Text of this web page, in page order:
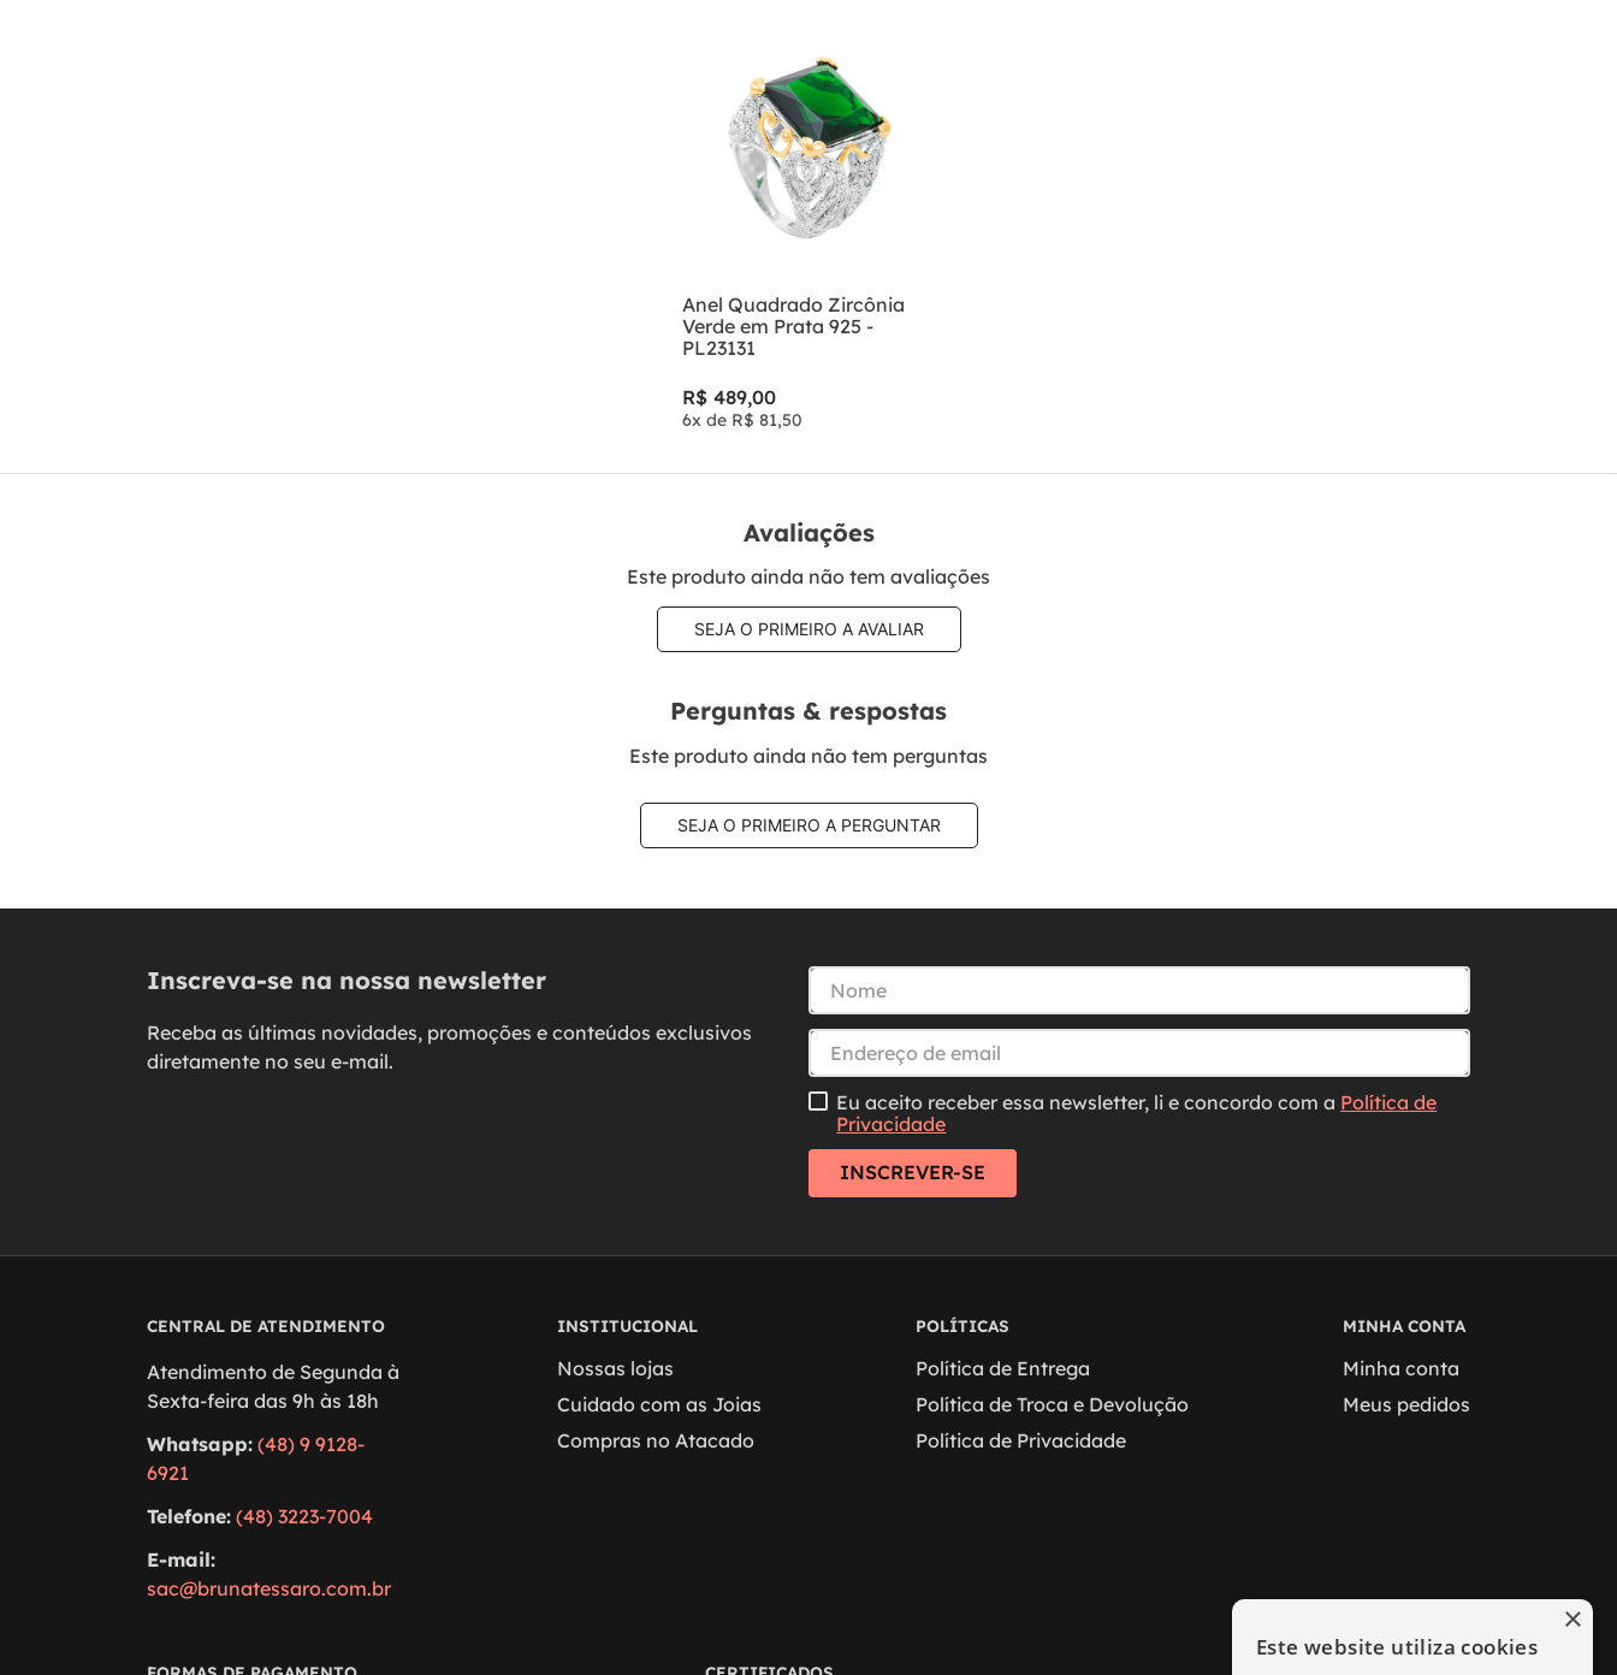
Anel Quadrado Zircônia
Verde em Prata 925 -
PL23131
R$ 489,00
6x de R$ 81,50
Avaliações
Este produto ainda não tem avaliações
SEJA O PRIMEIRO A AVALIAR
Perguntas & respostas
Este produto ainda não tem perguntas
SEJA O PRIMEIRO A PERGUNTAR
Inscreva-se na nossa newsletter
Receba as últimas novidades, promoções e conteúdos exclusivos
diretamente no seu e-mail.
Eu aceito receber essa newsletter, li e concordo com a Política de
Privacidade
INSCREVER-SE
CENTRAL DE ATENDIMENTO
Atendimento de Segunda à
Sexta-feira das 9h às 18h
Whatsapp: (48) 9 9128-
6921
Telefone: (48) 3223-7004
E-mail:
sac@brunatessaro.com.br
INSTITUCIONAL
Nossas lojas
Cuidado com as Joias
Compras no Atacado
POLÍTICAS
Política de Entrega
Política de Troca e Devolução
Política de Privacidade
MINHA CONTA
Minha conta
Meus pedidos
Este website utiliza cookies
×